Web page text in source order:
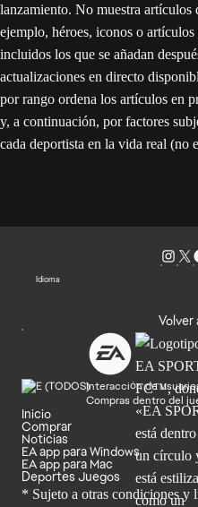
lanzamiento. No muestra
ejemplo, héroes, iconos o
incluidos los que se añadan
actualizaciones en directo
por rango ordena los artículos en
y, a continuación, por factores
cada deportista en la vida real (no
Idioma
Volver
Interacción de
Compras dentro del
Inicio
Comprar
Noticias
EA app para Windows
EA app para Mac
Deportes Juegos
* Sujeto a otras condiciones y